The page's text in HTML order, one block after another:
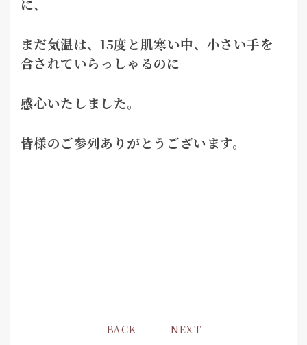
に、
まだ気温は、15度と肌寒い中、小さい手を
合されていらっしゃるのに
感心いたしました。
皆様のご参列ありがとうございます。
BACK NEXT